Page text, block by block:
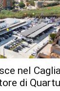
nel
di Quartu